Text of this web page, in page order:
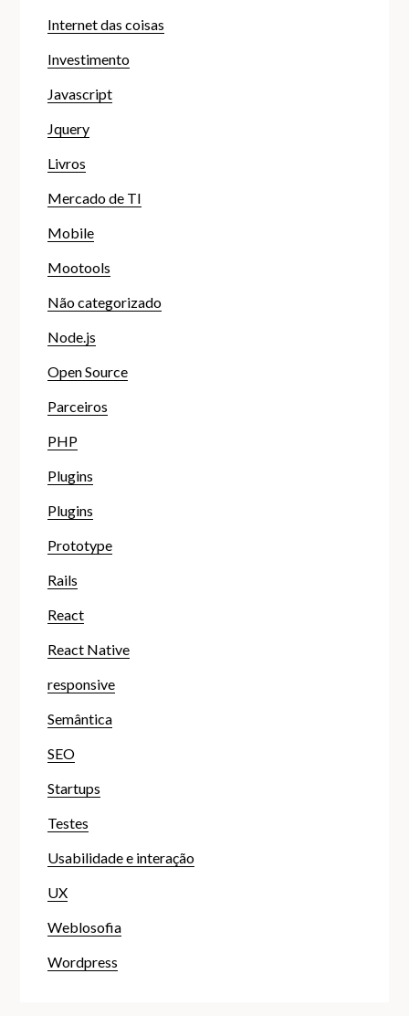
Internet das coisas
Investimento
Javascript
Jquery
Livros
Mercado de TI
Mobile
Mootools
Não categorizado
Node.js
Open Source
Parceiros
PHP
Plugins
Plugins
Prototype
Rails
React
React Native
responsive
Semântica
SEO
Startups
Testes
Usabilidade e interação
UX
Weblosofia
Wordpress